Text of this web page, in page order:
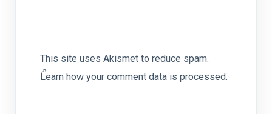
This site uses Akismet to reduce spam.
Learn how your comment data is processed.